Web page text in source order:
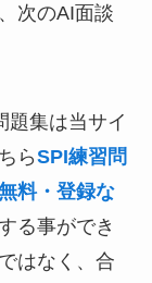
次のAI面談
題集は当サイ
らSPI練習問
料・登録な
る事ができ
はなく、合